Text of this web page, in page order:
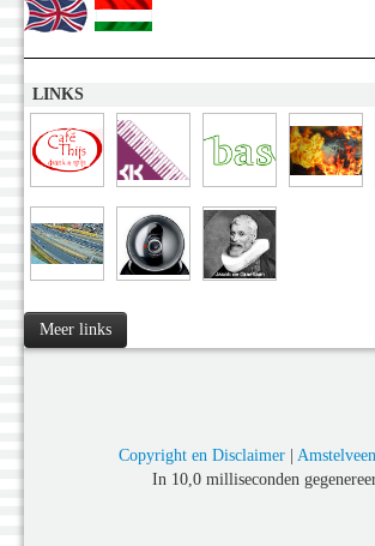
LINKS
Meer links
Copyright en Disclaimer| Amstelveen
In 10,0 milliseconden